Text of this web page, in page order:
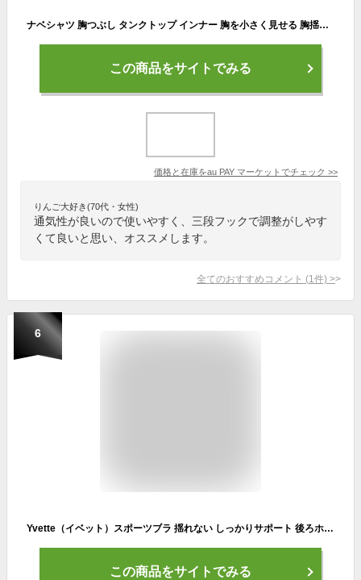
ナベシャツ 胸つぶし タンクトップ インナー 胸を小さく見せる 胸揺れ 防止 男装 スポブラ トラシャツ
この商品をサイトでみる
価格と在庫をau PAY マーケット でチェック >>
りんご大好き(70代・女性)
通気性が良いので使いやすく、三段フックで調整がしやす
くて良いと思い、オススメします。
全てのおすすめコメント (1 件) >
6
Yvette（イベット）スポーツブラ 揺れない しっかりサポート 後ろホックタイプ Yバック トレーニングウェア M ブラック
この商品をサイトでみる